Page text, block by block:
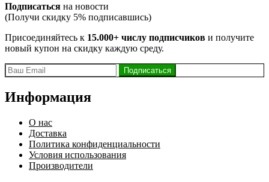
Подписаться на новости
(Получи скидку 5% подписавшись)
Присоединяйтесь к 15.000+ числу подписчиков и получите
новый купон на скидку каждую среду.
Информация
О нас
Доставка
Политика конфиденциальности
Условия использования
Производители